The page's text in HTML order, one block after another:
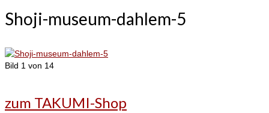
Shoji-museum-dahlem-5
Bild 1 von 14
zum TAKUMI-Shop